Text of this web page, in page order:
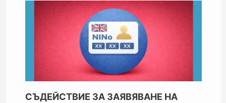
СЪДЕЙСТВИЕ ЗА ЗАЯВЯВАНЕ НА